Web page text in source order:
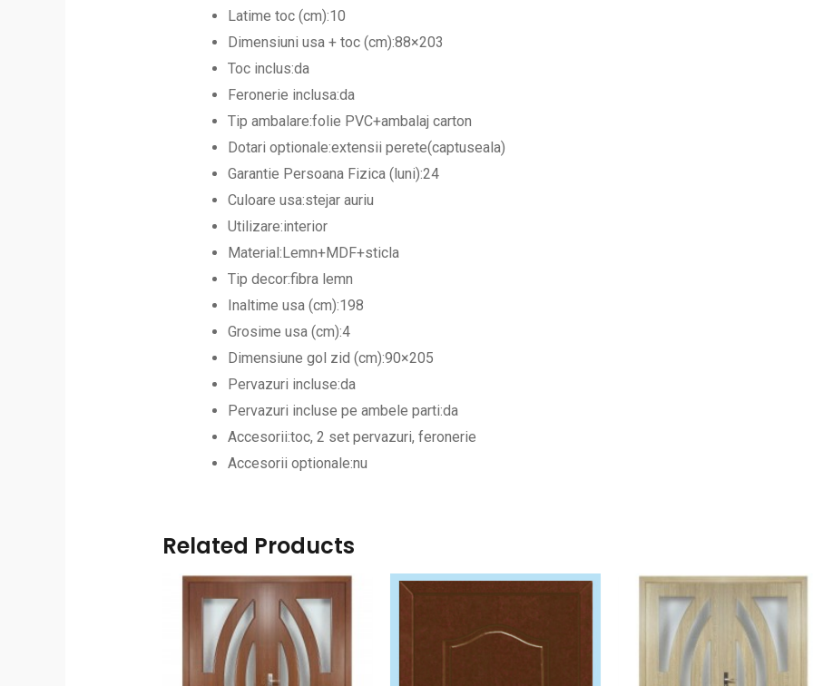
Latime toc (cm):10
Dimensiuni usa + toc (cm):88×203
Toc inclus:da
Feronerie inclusa:da
Tip ambalare:folie PVC+ambalaj carton
Dotari optionale:extensii perete(captuseala)
Garantie Persoana Fizica (luni):24
Culoare usa:stejar auriu
Utilizare:interior
Material:Lemn+MDF+sticla
Tip decor:fibra lemn
Inaltime usa (cm):198
Grosime usa (cm):4
Dimensiune gol zid (cm):90×205
Pervazuri incluse:da
Pervazuri incluse pe ambele parti:da
Accesorii:toc, 2 set pervazuri, feronerie
Accesorii optionale:nu
Related Products